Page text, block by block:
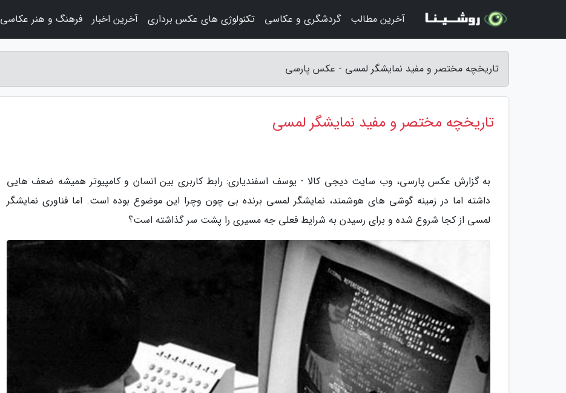
تاریخچه مختصر و مفید نمایشگر لمسی - عکس پارسی
تاریخچه مختصر و مفید نمایشگر لمسی
به گزارش عکس پارسی، وب سایت دیجی کالا - یوسف اسفندیاری: رابط کاربری بین انسان و کامپیوتر همیشه ضعف هایی
داشته اما در زمینه گوشی های هوشمند، نمایشگر لمسی برنده بی چون وچرا این موضوع بوده است. اما فناوری نمایشگر
لمسی از کجا شروع شده و برای رسیدن به شرایط فعلی جه مسیری را پشت سر گذاشته است؟
آخرین مطالب گردشگری و عکاسی تکنولوژی های عکس برداری آخرین اخبار فرهنگ و هنر عکاسی